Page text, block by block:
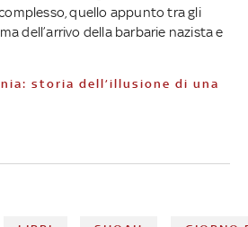
quello appunto tra gli
dell’arrivo della barbarie nazista e